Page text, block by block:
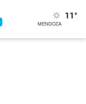
11°